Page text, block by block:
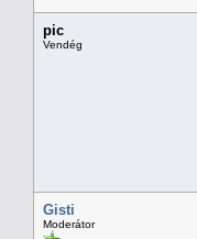
pic
Vendég
Gisti
Moderátor